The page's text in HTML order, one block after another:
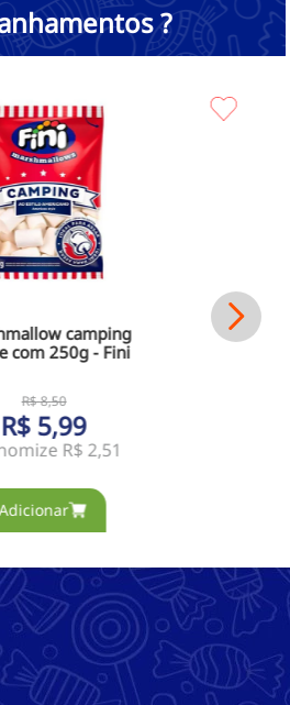
?
camping
com 250g - Fini
R$8,50
R$5,99
R$ 2,51